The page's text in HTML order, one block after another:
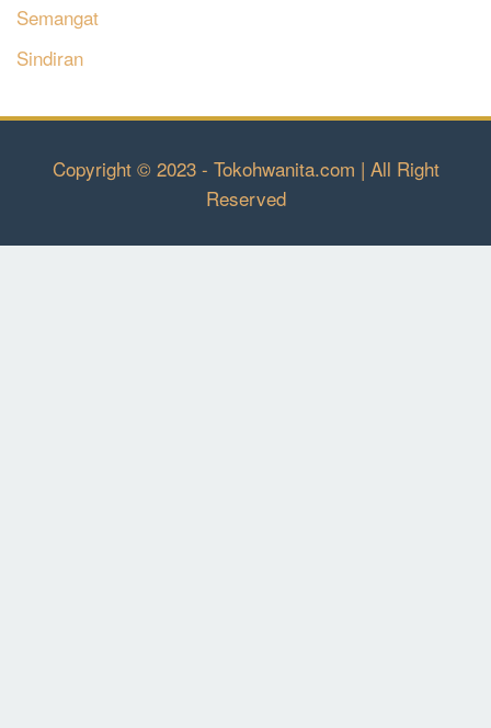
Semangat
Sindiran
Copyright © 2023 - Tokohwanita.com | All Right
Reserved